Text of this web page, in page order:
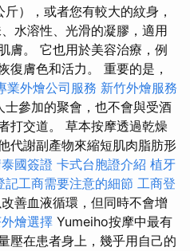
斤），或者您有較大的紋身，
水溶性、光滑的凝膠，適用
膚。 它也用於美容治療，例
復膚色和活力。 重要的是，
業外燴公司服務 新竹外燴服務
士參加的聚會，也不會與受酒
打交道。 草本按摩透過乾燥
代謝副產物來縮短肌肉脂肪形
國簽證 卡式台胞證介紹 植牙
記工商需要注意的細節 工商登
善血液循環，但同時不會增
燴選擇 Yumeiho按摩中最有
壓在患者身上，幾乎用自己的